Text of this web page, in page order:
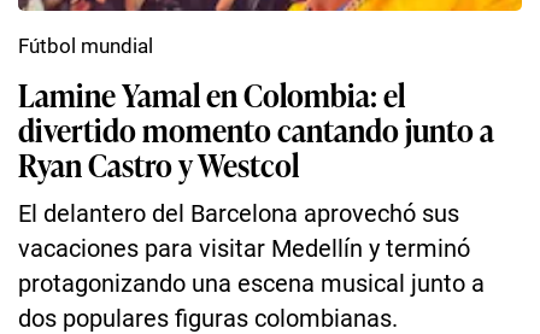
Lamine Yamal en Colombia: el
divertido momento cantando junto a
Ryan Castro y Westcol
El delantero del Barcelona aprovechó sus
vacaciones para visitar Medellín y terminó
protagonizando una escena musical junto a
dos populares figuras colombianas.
Fútbol mundial